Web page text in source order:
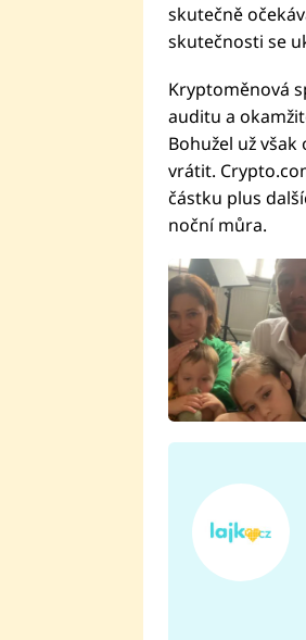
skutečně
skutečnosti se
Kryptoměnová
auditu a
Bohužel už
vrátit.
částku plus
noční můra.